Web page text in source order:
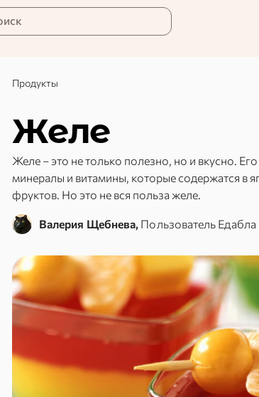
Продукты
Желе
Желе – это не только полезно, но и вкусно.
минералы и витамины, которые содержатся в
фруктов. Но это не вся польза желе.
Валерия Щебнева, Пользователь Едабла